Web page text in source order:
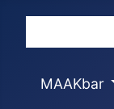
MAAKbar